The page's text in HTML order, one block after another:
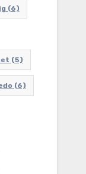
(6)
(5)
(6)